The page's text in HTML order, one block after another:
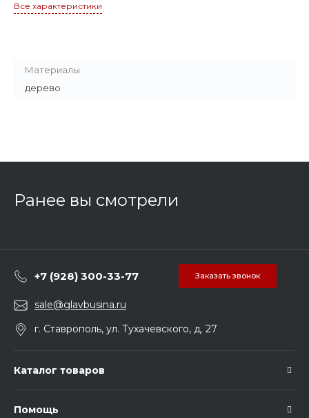
Все характеристики
Материалы
дерево
Ранее вы смотрели
+7 (928) 300-33-77 Заказать звонок
sale@glavbusina.ru
г. Ставрополь, ул. Тухачевского, д. 27
Каталог товаров
Помощь